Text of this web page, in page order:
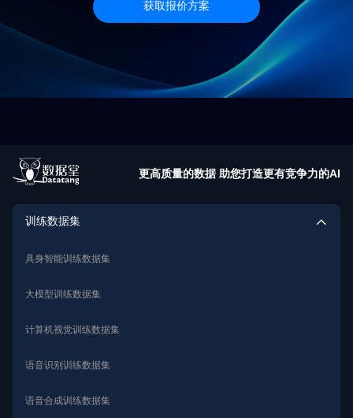
获取报价方案
更高质量的数据 助您打造更有竞争力的AI
训练数据集
具身智能训练数据集
大模型训练数据集
计算机视觉训练数据集
语音识别训练数据集
语音合成训练数据集